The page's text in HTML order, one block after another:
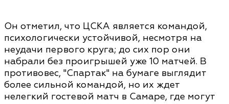
Он отметил, что ЦСКА является командой,
психологически устойчивой, несмотря на
неудачи первого круга; до сих пор они
набрали без проигрышей уже 10 матчей. В
противовес, "Спартак" на бумаге выглядит
более сильной командой, но их ждет
нелегкий гостевой матч в Самаре, где могут